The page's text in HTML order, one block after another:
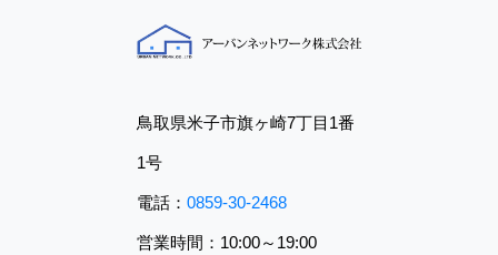
鳥取県米子市旗ヶ崎7丁目1番
1号
電話：0859-30-2468
営業時間：10:00～19:00